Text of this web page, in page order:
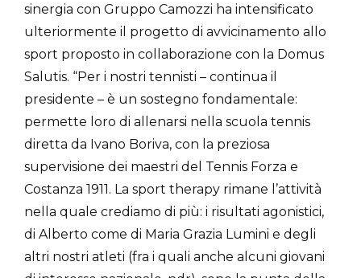
sinergia con Gruppo Camozzi ha intensificato
ulteriormente il progetto di avvicinamento allo
sport proposto in collaborazione con la Domus
Salutis. “Per i nostri tennisti – continua il
presidente – è un sostegno fondamentale:
permette loro di allenarsi nella scuola tennis
diretta da Ivano Boriva, con la preziosa
supervisione dei maestri del Tennis Forza e
Costanza 1911. La sport therapy rimane l’attività
nella quale crediamo di più: i risultati agonistici,
di Alberto come di Maria Grazia Lumini e degli
altri nostri atleti (fra i quali anche alcuni giovani